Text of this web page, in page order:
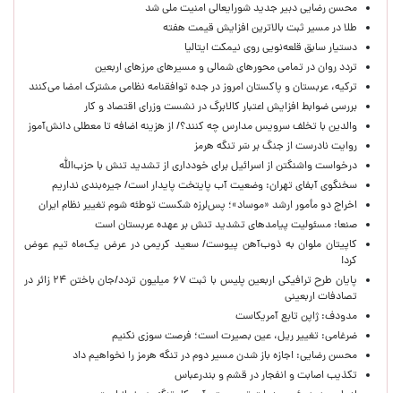
محسن رضایی دبیر جدید شورایعالی امنیت ملی شد
طلا در مسیر ثبت بالاترین افزایش قیمت هفته
دستیار سابق قلعه‌نویی روی نیمکت ایتالیا
تردد روان در تمامی محورهای شمالی و مسیرهای مرزهای اربعین
ترکیه، عربستان و پاکستان امروز در جده توافقنامه نظامی مشترک امضا می‌کنند
بررسی ضوابط افزایش اعتبار کالابرگ در نشست وزرای اقتصاد و کار
والدین با تخلف سرویس مدارس چه کنند؟/ از هزینه اضافه تا معطلی دانش‌آموز
روایت نادرست از جنگ بر سَر تنگه هرمز
درخواست واشنگتن از اسرائیل برای خودداری از تشدید تنش با حزب‌الله
سخنگوی آبفای تهران: وضعیت آب پایتخت پایدار است/ جیره‌بندی نداریم
اخراج دو مأمور ارشد «موساد»؛ پس‌لرزه شکست توطئه شوم تغییر نظام ایران
صنعا: مسئولیت پیامدهای تشدید تنش بر عهده عربستان است
کاپیتان ملوان به ذوب‌آهن پیوست/ سعید کریمی در عرض یک‌ماه تیم عوض
کرد!
پایان طرح ترافیکی اربعین پلیس با ثبت ۶۷ میلیون تردد/جان باختن ۲۴ زائر در
تصادفات اربعینی
مدودف: ژاپن تابع آمریکاست
ضرغامی: تغییر ریل، عین بصیرت است؛ فرصت سوزی نکنیم
محسن رضایی: اجازه باز شدن مسیر دوم در تنگه هرمز را نخواهیم داد
تکذیب اصابت و انفجار در قشم و بندرعباس